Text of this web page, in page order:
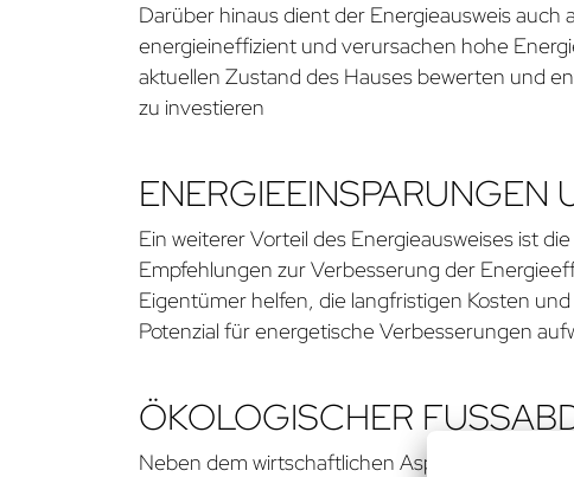
Darüber hinaus dient der Energieausweis
energieineffizient und verursachen hohe
aktuellen Zustand des Hauses bewerten und
zu investieren
ENERGIEEINSPARUNGEN
Ein weiterer Vorteil des Energieausweises ist
Empfehlungen zur Verbesserung der
Eigentümer helfen, die langfristigen Kosten
Potenzial für energetische Verbesserungen
ÖKOLOGISCHER
Neben dem wirtschaftlichen Aspekt kann der